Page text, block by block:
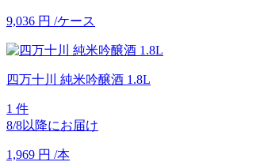
9,036 円 /ケース
四万十川 純米吟醸酒 1.8L
1 件
8/8以降にお届け
1,969 円 /本